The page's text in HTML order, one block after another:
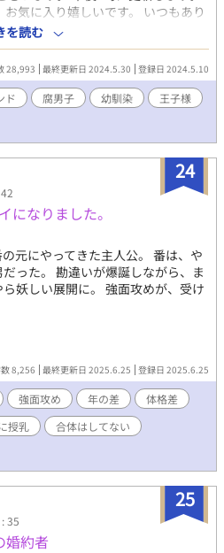
気に入り嬉しいです。 いつもあり
閲覧ありがとうございます。 m(_
。 反応ありがとうございます。 と
新作が始まります。 良かったら覗い
を読む
28,993 最終更新日 2024.5.30 登録日 2024.5.10
ド 腐男子 幼馴染
王子様
24
になりました。
元にやってきた主人公。 番は、や
った。 勘違いが爆誕しながら、ま
妖しい展開に。 強面攻めが、受け
8,256 最終更新日 2025.6.25 登録日 2025.6.25
強面攻め 年の差
体格差
授乳
合体はしてない
25
35
婚約者